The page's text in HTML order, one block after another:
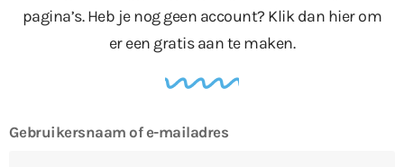
pagina’s. Heb je nog geen account? Klik dan hierom
er een gratis aan te maken.
Gebruikersnaam of e-mailadres